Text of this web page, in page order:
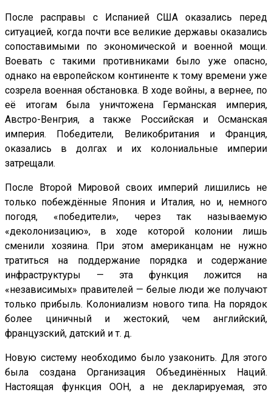
После расправы с Испанией США оказались перед
ситуацией, когда почти все великие державы оказались
сопоставимыми по экономической и военной мощи.
Воевать с такими противниками было уже опасно,
однако на европейском континенте к тому времени уже
созрела военная обстановка. В ходе войны, а вернее, по
её итогам была уничтожена Германская империя,
Австро-Венгрия, а также Российская и Османская
империя. Победители, Великобритания и Франция,
оказались в долгах и их колониальные империи
затрещали.
После Второй Мировой своих империй лишились не
только побеждённые Япония и Италия, но и, немного
погодя, «победители», через так называемую
«деколонизацию», в ходе которой колонии лишь
сменили хозяина. При этом американцам не нужно
тратиться на поддержание порядка и содержание
инфраструктуры — эта функция ложится на
«независимых» правителей — белые люди же получают
только прибыль. Колониализм нового типа. На порядок
более циничный и жестокий, чем английский,
французский, датский и т. д.
Новую систему необходимо было узаконить. Для этого
была создана Организация Объединённых Наций.
Настоящая функция ООН, а не декларируемая, это